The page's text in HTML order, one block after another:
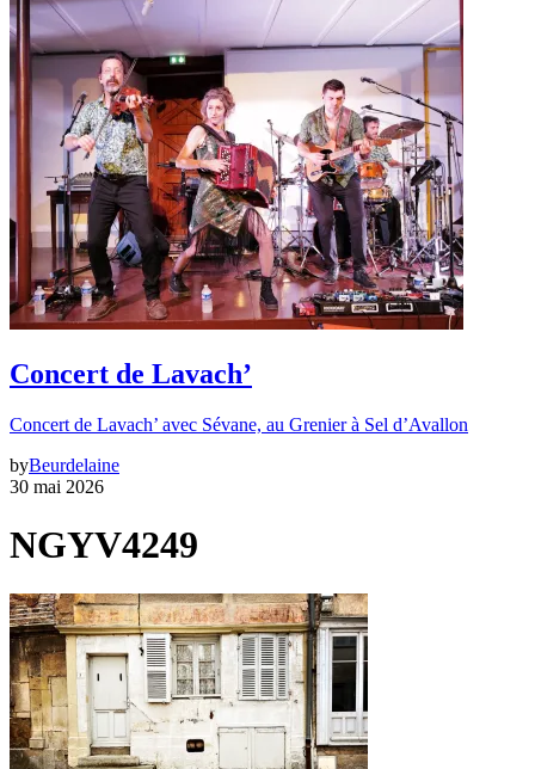
Concert de Lavach’
Concert de Lavach’ avec Sévane, au Grenier à Sel d’Avallon
byBeurdelaine
30 mai 2026
NGYV4249